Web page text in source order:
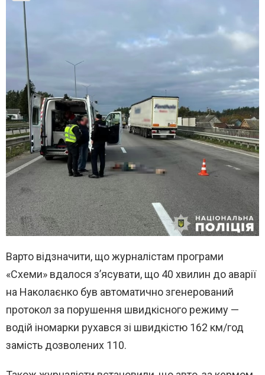
Варто відзначити, що журналістам програми
«Схеми» вдалося з’ясувати, що 40 хвилин до аварії
на Наколаєнко був автоматично згенерований
протокол за порушення швидкісного режиму —
водій іномарки рухався зі швидкістю 162 км/год
замість дозволених 110.